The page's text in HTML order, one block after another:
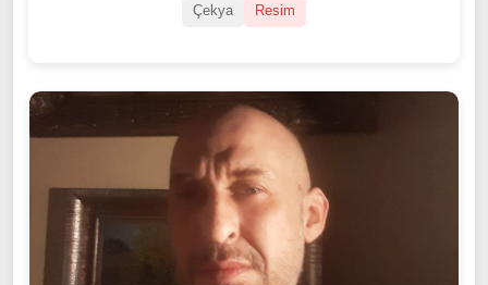
Çekya Resim